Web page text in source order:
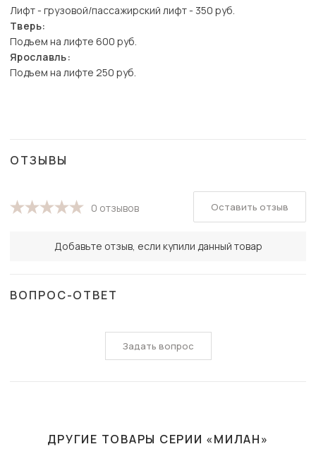
Лифт - грузовой/пассажирский лифт - 350 руб.
Тверь:
Подъем на лифте 600 руб.
Ярославль:
Подъем на лифте 250 руб.
ОТЗЫВЫ
0 отзывов
Добавьте отзыв, если купили данный товар
Оставить отзыв
ВОПРОС-ОТВЕТ
Задать вопрос
ДРУГИЕ ТОВАРЫ СЕРИИ «МИЛАН»